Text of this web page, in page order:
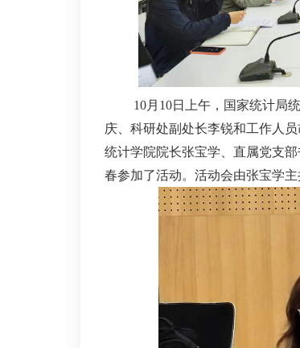
10月10日上午，国家统计局
庆、科研处副处长李锐和工作人
统计学院院长张宝学、直属党支
春参加了活动。活动会由张宝学主